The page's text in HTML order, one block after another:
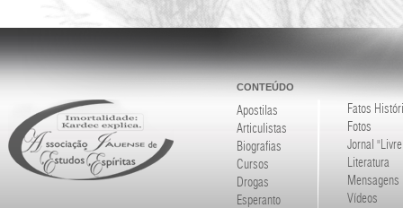
CONTEÚDO
Apostilas
Articulistas
Biografias
Cursos
Drogas
Esperanto
Fatos
Fotos
Jornal
Literatura
Mensagens
Vídeos